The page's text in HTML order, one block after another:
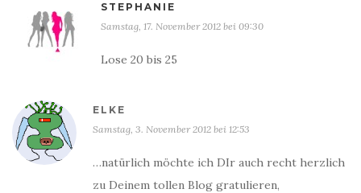
STEPHANIE
Samstag, 17. November 2012 bei 09:30
Lose 20 bis 25
ELKE
Samstag, 3. November 2012 bei 12:53
…natürlich möchte ich DIr auch recht herzlich
zu Deinem tollen Blog gratulieren,